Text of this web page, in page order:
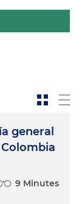
general
9 Minutes